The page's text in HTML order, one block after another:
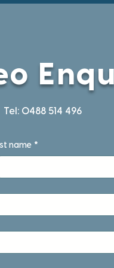
0488 514 496
name *